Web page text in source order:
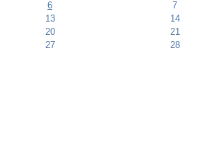
6 7
13 14
20 21
27 28